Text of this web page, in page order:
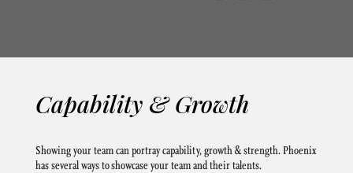
Capability & Growth
Showing your team can portray capability, growth & strength. Phoenix
has several ways to showcase your team and their talents.